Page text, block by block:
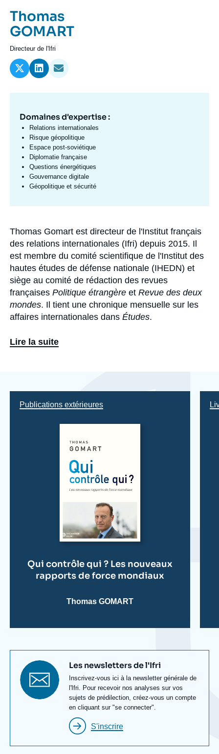
Prénom
de
l'expert
Thomas
Nom
de
l'expert
GOMART
Intitulé
du
poste
Directeur de l'Ifri
Domaine
d'expertises
Fr
Domaines d'expertise :
Relations internationales
Risque géopolitique
Espace post-soviétique
Diplomatie française
Questions énergétiques
Gouvernance digitale
Géopolitique et sécurité
Biographie
Thomas Gomart est directeur de l'Institut français
des relations internationales (Ifri) depuis 2015. Il
est membre du comité scientifique de l'Institut des
hautes études de défense nationale (IHEDN) et
siège au comité de rédaction des revues
françaises Politique étrangère et Revue des deux
mondes. Il tient une chronique mensuelle sur les
affaires internationales dans Études.
Ses travaux actuels portent sur la Russie, les
? Les nouveaux rapports de force mondiaux
nœuds géostratégiques d'un monde hors de
(Tallandier, 2024) ;Les ambitions
inavouées. Ce que préparent les grandes
(Tallandier, 2023) ;
L'Affolement du monde
(Tallandier, 2019).
national du Mérite français et a reçu la Croix de
chevalier de l'Ordre du Mérite de la République de
Lire la suite
Publications extérieures
Qui contrôle qui ? Les nouveaux
rapports de force mondiaux
Thomas GOMART
Titre
newsletter
Les newsletters de l'Ifri
Texte
Newsletter
Inscrivez-vous ici à la newsletter générale de
l'Ifri. Pour recevoir nos analyses sur vos
sujets de prédilection, créez-vous un compte
en cliquant sur "se connecter".
S'inscrire